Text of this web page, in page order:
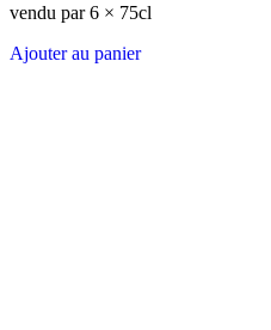
vendu par 6 × 75cl
Ajouter au panier